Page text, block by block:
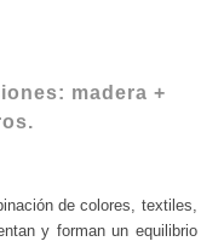
madera +
de colores, textiles,
y forman un equilibrio